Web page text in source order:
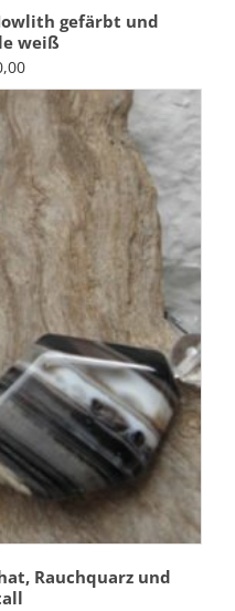
gefärbt und
weiß
Rauchquarz und